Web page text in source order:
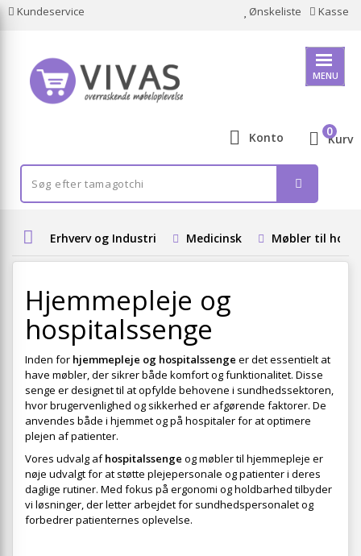
Kundeservice Ønskeliste Kasse
MENU
Konto Kurv
0
Erhverv og Industri Medicinsk Møbler til
Hjemmepleje og
hospitalssenge
Inden for hjemmepleje og hospitalssenge er det essentielt at
have møbler, der sikrer både komfort og funktionalitet. Disse
senge er designet til at opfylde behovene i sundhedssektoren,
hvor brugervenlighed og sikkerhed er afgørende faktorer. De
anvendes både i hjemmet og på hospitaler for at optimere
plejen af patienter.
Vores udvalg afhospitalssenge og møbler til hjemmepleje er
nøje udvalgt for at støtte plejepersonale og patienter i deres
daglige rutiner. Med fokus på ergonomi og holdbarhed tilbyder
vi løsninger, der letter arbejdet for sundhedspersonalet og
forbedrer patienternes oplevelse.